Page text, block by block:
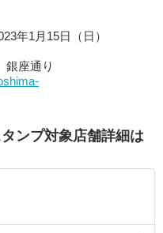
年1月15日（日）
銀座通り
ンプ対象店舗詳細は